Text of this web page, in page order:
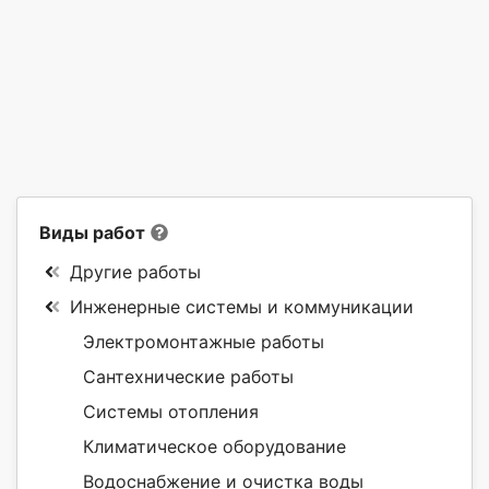
Виды работ
Другие работы
Инженерные системы и коммуникации
Электромонтажные работы
Сантехнические работы
Системы отопления
Климатическое оборудование
Водоснабжение и очистка воды